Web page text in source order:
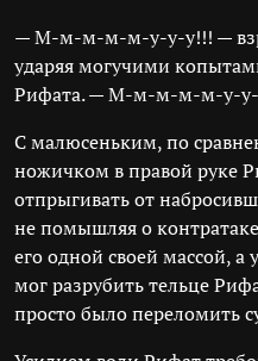
— М-м-м-м-м-у-у-у!!! —
ударяя могучими
Рифата. — М-м-м-м-м-у-
С малюсеньким, по
ножичком в правой руке
отпрыгивать от
не помышляя о
его одной своей массой, а
мог разрубить тельце
просто было переломить